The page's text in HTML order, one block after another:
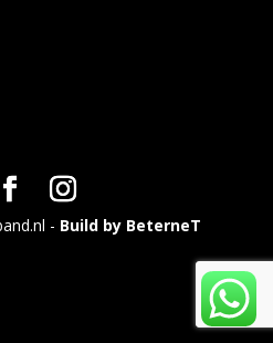
- Build by BeterneT